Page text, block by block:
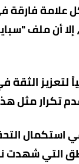
علامة فارقة
إلا أن ملف
تكرار مثل
استكمال
التي شهدت